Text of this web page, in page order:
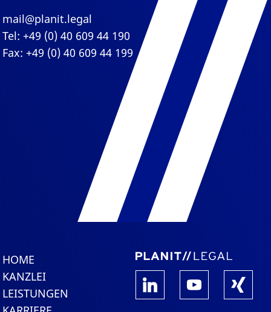
mail@planit.legal
Tel: +49 (0) 40 609 44 190
Fax: +49 (0) 40 609 44 199
HOME
KANZLEI
LEISTUNGEN